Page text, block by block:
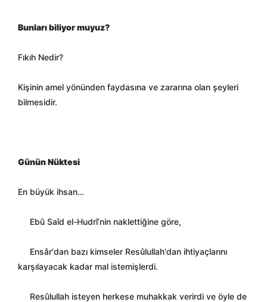
Bunları biliyor muyuz?
Fıkıh Nedir?
Kişinin amel yönünden faydasına ve zararına olan şeyleri
bilmesidir.
Günün Nüktesi
En büyük ihsan…
Ebû Saîd el-Hudrî’nin naklettiğine göre,
Ensâr'dan bazı kimseler Resûlullah'dan ihtiyaçlarını
karşılayacak kadar mal istemişlerdi.
Resûlullah isteyen herkese muhakkak verirdi ve öyle de